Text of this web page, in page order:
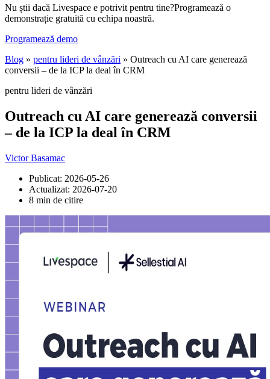
Nu știi dacă Livespace e potrivit pentru tine?Programează o
demonstrație gratuită cu echipa noastră.
Programează demo
Blog » pentru lideri de vânzări » Outreach cu AI care generează
conversii – de la ICP la deal în CRM
pentru lideri de vânzări
Outreach cu AI care generează conversii
– de la ICP la deal în CRM
Victor Basamac
Publicat: 2026-05-26
Actualizat: 2026-07-20
8 min de citire